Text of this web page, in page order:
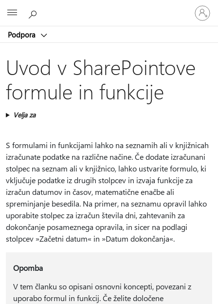
Podpora
Vpišite
se
v
račun
Uvod v SharePointove
formule in funkcije
Velja za
S formulami in funkcijami lahko na seznamih ali v knjižnicah
izračunate podatke na različne načine. Če dodate izračunani
stolpec na seznam ali v knjižnico, lahko ustvarite formulo, ki
vključuje podatke iz drugih stolpcev in izvaja funkcije za
izračun datumov in časov, matematične enačbe ali
spreminjanje besedila. Na primer, na seznamu opravil lahko
uporabite stolpec za izračun števila dni, zahtevanih za
dokončanje posameznega opravila, in sicer na podlagi
stolpcev »Začetni datum« in »Datum dokončanja«.
Opomba
V tem članku so opisani osnovni koncepti, povezani z
uporabo formul in funkcij. Če želite določene